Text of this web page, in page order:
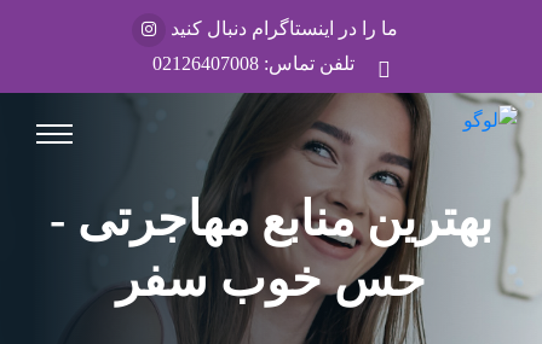
ما را در اینستاگرام دنبال کنید
تلفن تماس:02126407008
بهترین منابع مهاجرتی -
حس خوب سفر